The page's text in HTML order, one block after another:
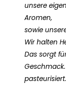
unsere
Aromen,
sowie
Wir halten
Das sorgt
pasteurisiert.